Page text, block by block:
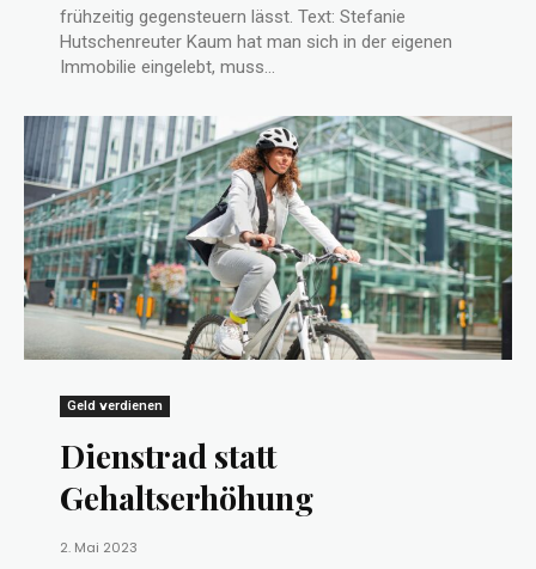
frühzeitig gegensteuern lässt. Text: Stefanie
Hutschenreuter Kaum hat man sich in der eigenen
Immobilie eingelebt, muss...
Geld verdienen
Dienstrad statt
Gehaltserhöhung
2. Mai 2023